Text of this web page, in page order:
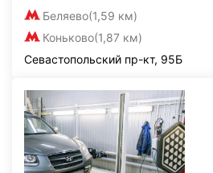
Беляево(1,59 км)
Коньково(1,87 км)
Севастопольский пр-кт, 95Б